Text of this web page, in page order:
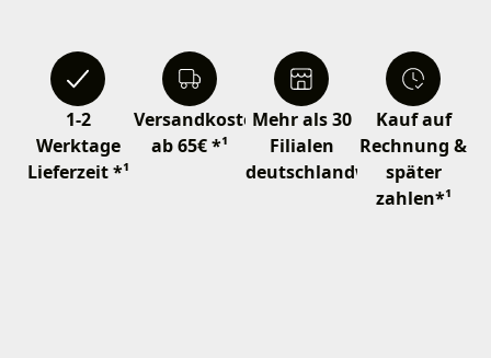
1-2
Werktage
Lieferzeit *¹
Versandkostenfrei
ab 65€ *¹
Mehr als 30
Filialen
deutschlandweit
Kauf auf
Rechnung &
später
zahlen*¹